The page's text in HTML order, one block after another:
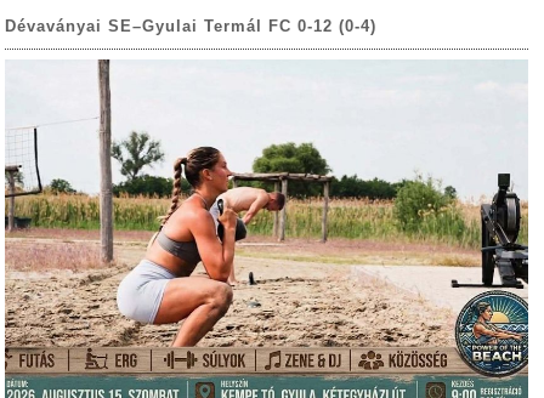
Dévaványai SE–Gyulai Termál FC 0-12 (0-4)